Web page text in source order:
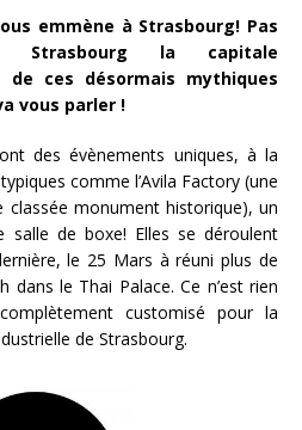
emmène à Strasbourg! Pas
Strasbourg la capitale
ces désormais mythiques
vous parler !
des évènements uniques, à la
comme l’Avila Factory (une
classée monument historique), un
salle de boxe! Elles se déroulent
le 25 Mars à réuni plus de
dans le Thai Palace. Ce n’est rien
customisé pour la
de Strasbourg.